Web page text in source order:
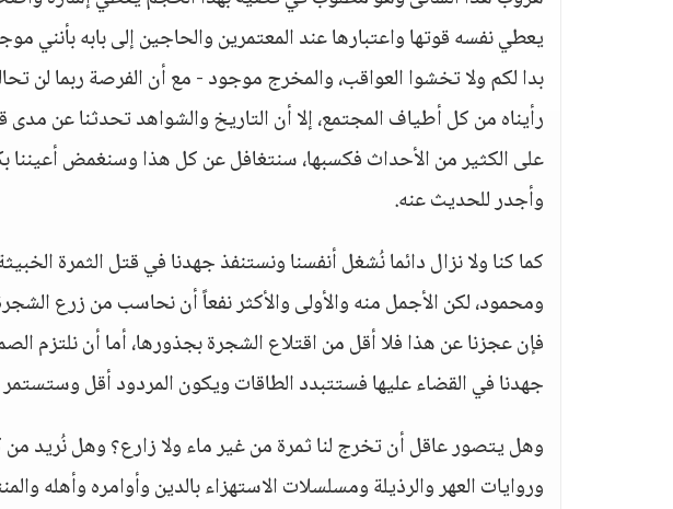
يعطي نفسه قوتها واعتبارها عند المعتمرين والحاجين إلى بابه بأنني
بدا لكم ولا تخشوا العواقب، والمخرج موجود - مع أن الفرصة ربما لن
رأيناه من كل أطياف المجتمع، إلا أن التاريخ والشواهد تحدثنا عن مدى
على الكثير من الأحداث فكسبها، سنتغافل عن كل هذا وسنغمض أعيننا
وأجدر للحديث عنه.
كما كنا ولا نزال دائما نُشغل أنفسنا ونستنفذ جهدنا في قتل الثمرة
ومحمود، لكن الأجمل منه والأولى والأكثر نفعاً أن نحاسب من زرع
فإن عجزنا عن هذا فلا أقل من اقتلاع الشجرة بجذورها، أما أن نلتزم
جهدنا في القضاء عليها فستتبدد الطاقات ويكون المردود أقل
وهل يتصور عاقل أن تخرج لنا ثمرة من غير ماء ولا زارع؟ وهل نُريد من
وروايات العهر والرذيلة ومسلسلات الاستهزاء بالدين وأوامره وأهله